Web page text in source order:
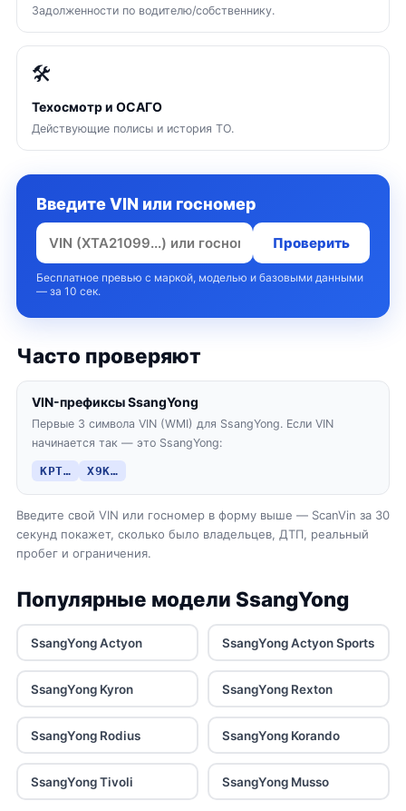
Задолженности по водителю/собственнику.
🛠
Техосмотр и ОСАГО
Действующие полисы и история ТО.
Введите VIN или госномер
Проверить
Бесплатное превью с маркой, моделью и базовыми данными
— за 10 сек.
Часто проверяют
VIN-префиксы SsangYong
Первые 3 символа VIN (WMI) для SsangYong. Если VIN
начинается так — это SsangYong:
KPT… X9K…
Введите свой VIN или госномер в форму выше — ScanVin за 30
секунд покажет, сколько было владельцев, ДТП, реальный
пробег и ограничения.
Популярные модели SsangYong
SsangYong Actyon SsangYong Actyon Sports
SsangYong Kyron SsangYong Rexton
SsangYong Rodius SsangYong Korando
SsangYong Tivoli SsangYong Musso